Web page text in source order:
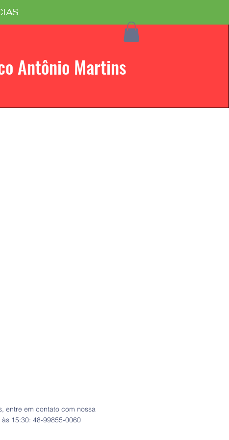
Antônio Martins
entre em contato com nossa
15:30: 48-99855-0060